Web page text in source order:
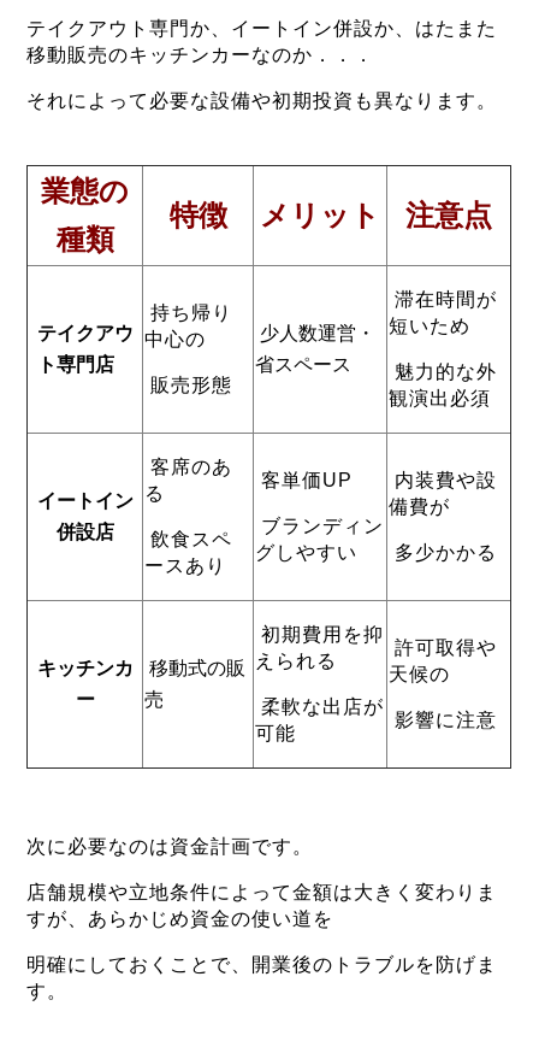
テイクアウト専門か、イートイン併設か、はたまた
移動販売のキッチンカーなのか．．．
それによって必要な設備や初期投資も異なります。
業態の
種類
特徴 メリット 注意点
テイクアウ
ト専門店
持ち帰り
中心の
販売形態
少人数運営・
省スペース
滞在時間が
短いため
魅力的な外
観演出必須
イートイン
併設店
客席のあ
る
飲食スペ
ースあり
客単価UP
ブランディン
グしやすい
内装費や設
備費が
多少かかる
キッチンカ
ー
移動式の販
売
初期費用を抑
えられる
柔軟な出店が
可能
許可取得や
天候の
影響に注意
次に必要なのは資金計画です。
店舗規模や立地条件によって金額は大きく変わりま
すが、あらかじめ資金の使い道を
明確にしておくことで、開業後のトラブルを防げま
す。